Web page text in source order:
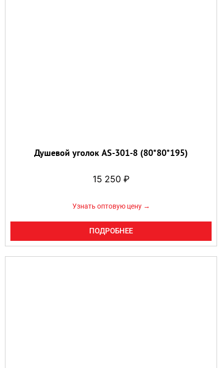
Душевой уголок AS-301-8 (80*80*195)
15 250 ₽
Узнать оптовую цену →
ПОДРОБНЕЕ